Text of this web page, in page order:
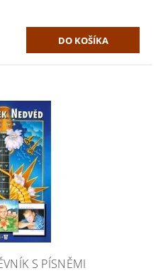
S PÍSNĚMI